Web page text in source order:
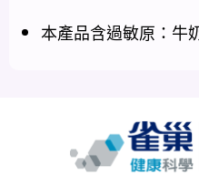
本產品含過敏原：牛